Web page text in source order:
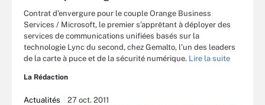
Contrat d’envergure pour le couple Orange Business
Services / Microsoft, le premier s’apprêtant à déployer des
services de communications unifiées basés sur la
technologie Lync du second, chez Gemalto, l’un des leaders
de la carte à puce et de la sécurité numérique. Lire la suite
La Rédaction
Actualités 27 oct. 2011